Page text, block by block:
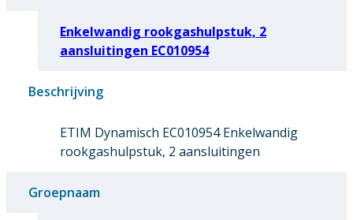
Enkelwandig rookgashulpstuk, 2
aansluitingen EC010954
Beschrijving
ETIM Dynamisch EC010954 Enkelwandig
rookgashulpstuk, 2 aansluitingen
Groepnaam